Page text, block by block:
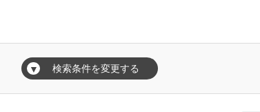
▼ 検索条件を変更する